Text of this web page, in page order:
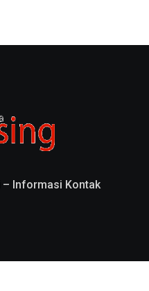
– Informasi Kontak